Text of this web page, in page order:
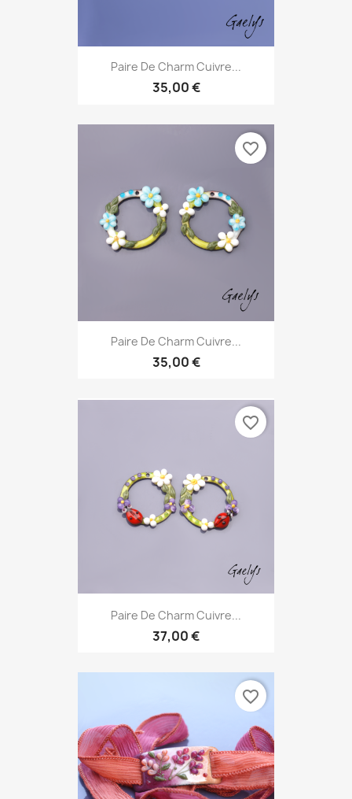
Paire De Charm Cuivre...
35,00 €
Paire De Charm Cuivre...
35,00 €
favorite_border
Paire De Charm Cuivre...
37,00 €
favorite_border
favorite_border